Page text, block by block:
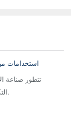
استخدامات
تتطور صناعة
التكنولوجيا المبتكرة لتبسيط العمليات وضمان الدقة.